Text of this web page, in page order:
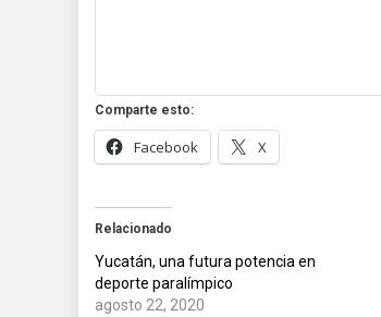
Comparte esto:
Facebook X
Relacionado
Yucatán, una futura potencia en
deporte paralímpico
agosto 22, 2020